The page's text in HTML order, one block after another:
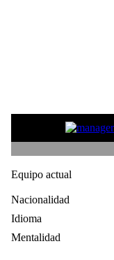
Equipo actual
Nacionalidad
Idioma
Mentalidad